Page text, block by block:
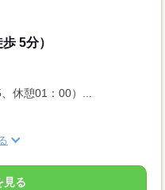
5分）
休憩01：00）...
見る